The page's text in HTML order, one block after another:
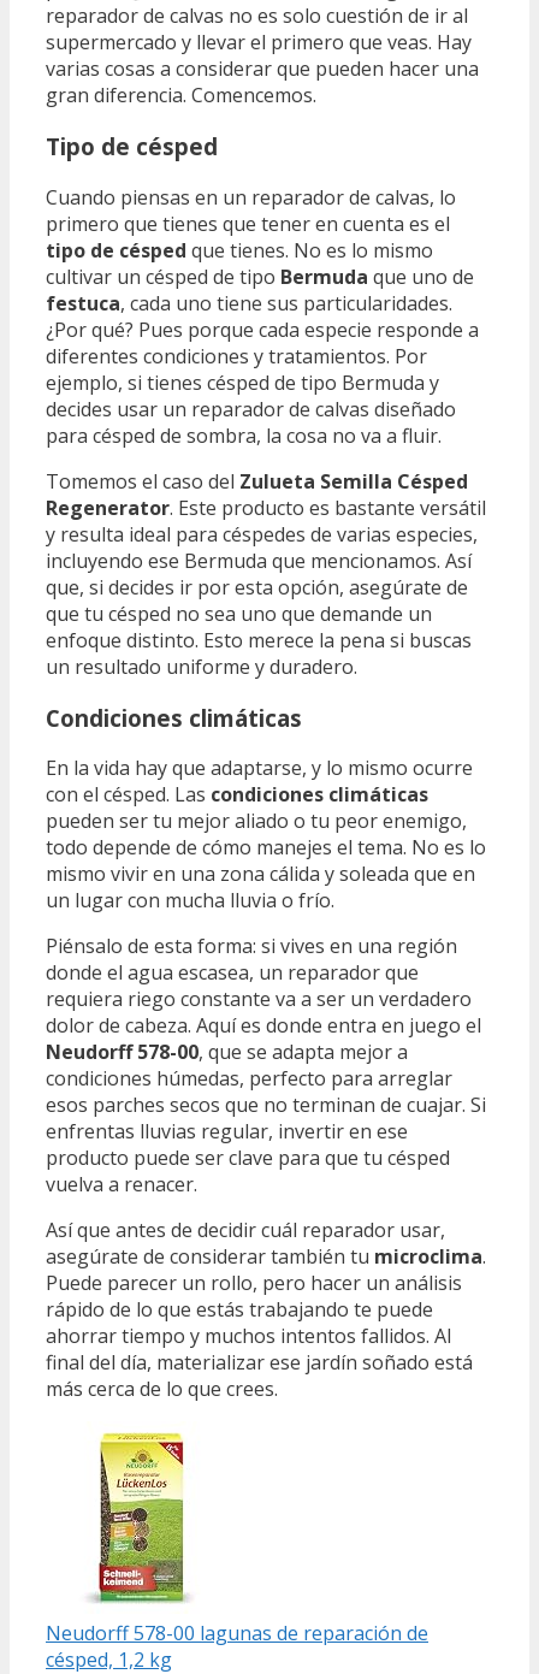
reparador de calvas no es solo cuestión de ir al
supermercado y llevar el primero que veas. Hay
varias cosas a considerar que pueden hacer una
gran diferencia. Comencemos.
Tipo de césped
Cuando piensas en un reparador de calvas, lo
primero que tienes que tener en cuenta es el
tipo de césped que tienes. No es lo mismo
cultivar un césped de tipo Bermuda que uno de
festuca, cada uno tiene sus particularidades.
¿Por qué? Pues porque cada especie responde a
diferentes condiciones y tratamientos. Por
ejemplo, si tienes césped de tipo Bermuda y
decides usar un reparador de calvas diseñado
para césped de sombra, la cosa no va a fluir.
Tomemos el caso del Zulueta Semilla Césped
Regenerator. Este producto es bastante versátil
y resulta ideal para céspedes de varias especies,
incluyendo ese Bermuda que mencionamos. Así
que, si decides ir por esta opción, asegúrate de
que tu césped no sea uno que demande un
enfoque distinto. Esto merece la pena si buscas
un resultado uniforme y duradero.
Condiciones climáticas
En la vida hay que adaptarse, y lo mismo ocurre
con el césped. Las condiciones climáticas
pueden ser tu mejor aliado o tu peor enemigo,
todo depende de cómo manejes el tema. No es lo
mismo vivir en una zona cálida y soleada que en
un lugar con mucha lluvia o frío.
Piénsalo de esta forma: si vives en una región
donde el agua escasea, un reparador que
requiera riego constante va a ser un verdadero
dolor de cabeza. Aquí es donde entra en juego el
Neudorff 578-00, que se adapta mejor a
condiciones húmedas, perfecto para arreglar
esos parches secos que no terminan de cuajar. Si
enfrentas lluvias regular, invertir en ese
producto puede ser clave para que tu césped
vuelva a renacer.
Así que antes de decidir cuál reparador usar,
asegúrate de considerar también tu microclima.
Puede parecer un rollo, pero hacer un análisis
rápido de lo que estás trabajando te puede
ahorrar tiempo y muchos intentos fallidos. Al
final del día, materializar ese jardín soñado está
más cerca de lo que crees.
Neudorff 578-00 lagunas de reparación de
césped, 1,2 kg